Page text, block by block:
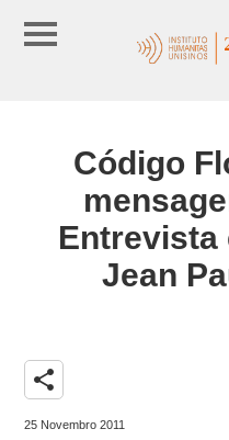
Código
Entrevista
Jean
share
25 Novembro 2011